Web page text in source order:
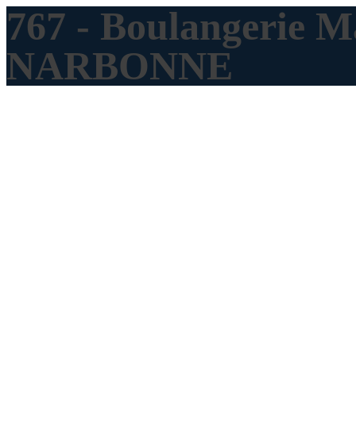
767 - Boulangerie
NARBONNE